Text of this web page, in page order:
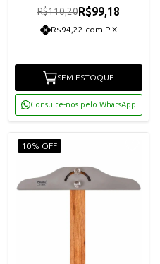
R$110,20R$99,18
R$94,22 com PIX
SEM ESTOQUE
Consulte-nos pelo WhatsApp
10% OFF